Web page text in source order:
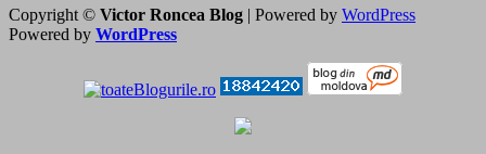
Copyright © Victor Roncea Blog | Powered by WordPress
Powered by WordPress